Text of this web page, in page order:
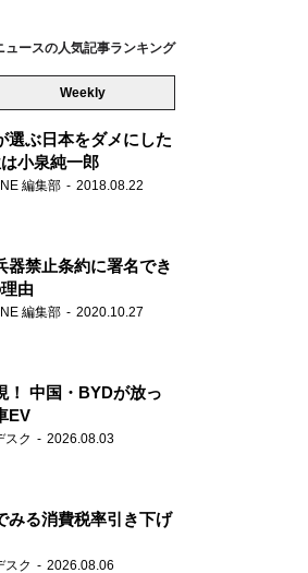
ュースの人気記事ランキング
Weekly
選ぶ日本をダメにした
小泉純一郎
編集部 2018.08.22
器禁止条約に署名でき
由
編集部 2020.10.27
！ 中国・BYDが放っ
EV
スク 2026.08.03
みる消費税率引き下げ
スク 2026.08.06